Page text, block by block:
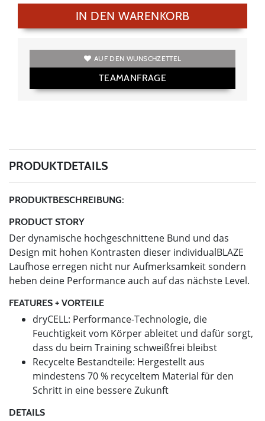
IN DEN WARENKORB
AUF DEN WUNSCHZETTEL
TEAMANFRAGE
PRODUKTDETAILS
PRODUKTBESCHREIBUNG:
PRODUCT STORY
Der dynamische hochgeschnittene Bund und das
Design mit hohen Kontrasten dieser individualBLAZE
Laufhose erregen nicht nur Aufmerksamkeit sondern
heben deine Performance auch auf das nächste Level.
FEATURES + VORTEILE
dryCELL: Performance-Technologie, die
Feuchtigkeit vom Körper ableitet und dafür sorgt,
dass du beim Training schweißfrei bleibst
Recycelte Bestandteile: Hergestellt aus
mindestens 70 % recyceltem Material für den
Schritt in eine bessere Zukunft
DETAILS